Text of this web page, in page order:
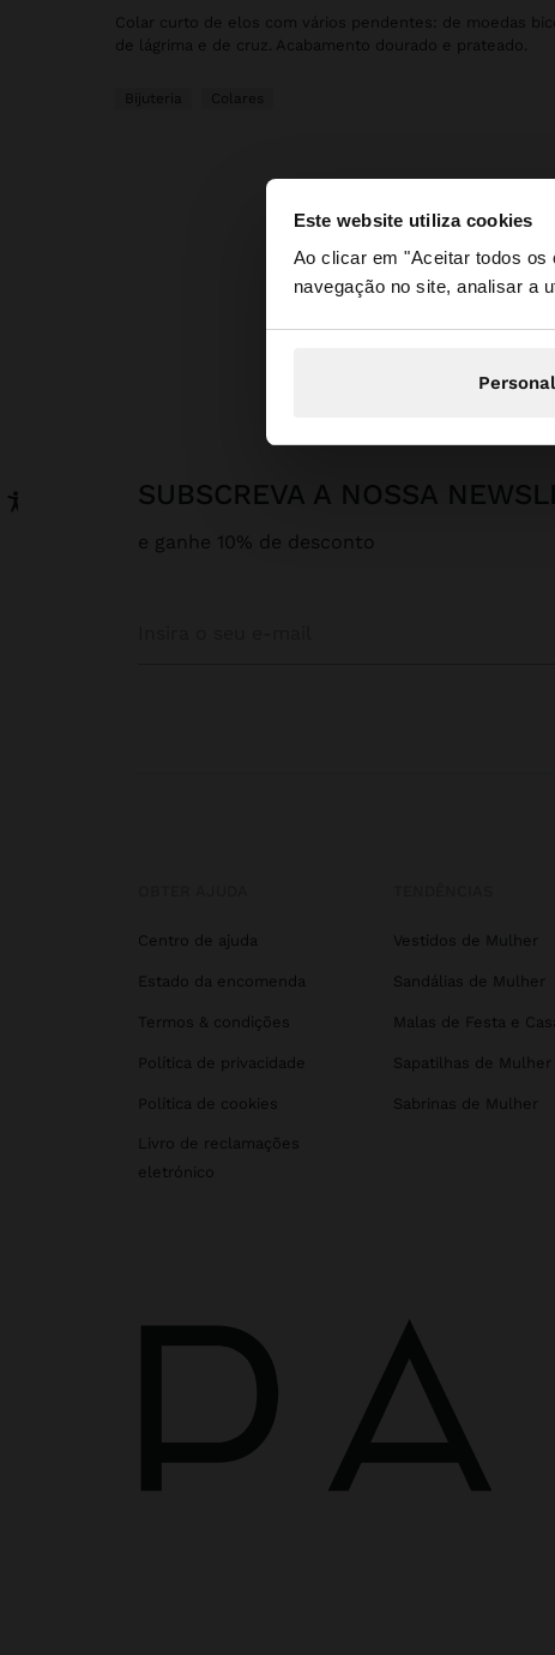
Este website utiliza cookies
Ao clicar em "Aceitar todos
navegação no site, analisar a
olá
Está a aceder ao site
Colar curto de elos com vários pendentes: de moedas
de lágrima e de cruz. Acabamento dourado e prateado.
Bijuteria Colares
SUBSCREVA A NOSSA
e ganhe 10% de desconto
Centro de ajuda
Estado da encomenda
Termos & condições
Política de privacidade
Política de cookies
Livro de reclamações
eletrónico
Vestidos de Mulher
Sandálias de Mulher
Malas de Festa e
Sapatilhas de Mulher
Sabrinas de Mulher